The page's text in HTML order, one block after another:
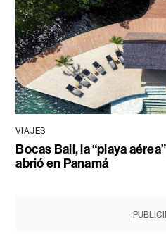
VIAJES
Bocas Bali, la “playa
abrió en Panamá